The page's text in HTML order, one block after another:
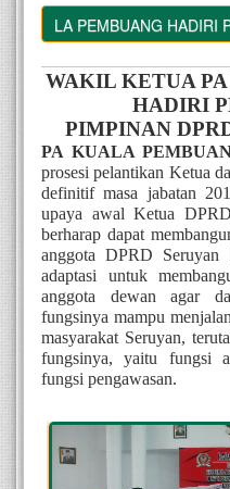
PEMBUANG HADIRI
WAKIL KETUA
HADIRI
PIMPINAN
PA KUALA
prosesi pelantikan Ketua
definitif masa jabatan
upaya awal Ketua
berharap dapat
anggota DPRD Seruyan
adaptasi untuk
anggota dewan agar
fungsinya mampu
masyarakat Seruyan,
fungsinya, yaitu fungsi
fungsi pengawasan.